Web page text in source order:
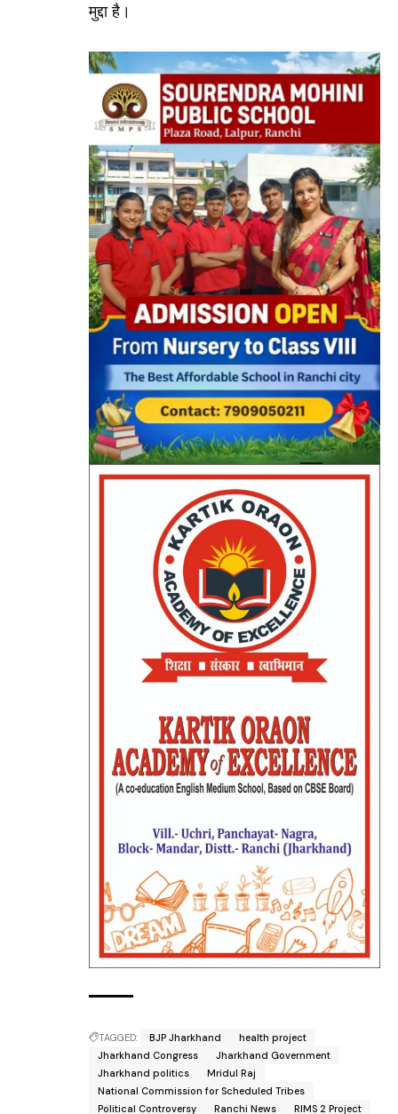
मुद्दा है।
TAGGED: BJP Jharkhand
health project
Jharkhand Congress
Jharkhand Government
Jharkhand politics
Mridul Raj
National Commission for Scheduled Tribes
Political Controversy
Ranchi News RIMS 2 Project